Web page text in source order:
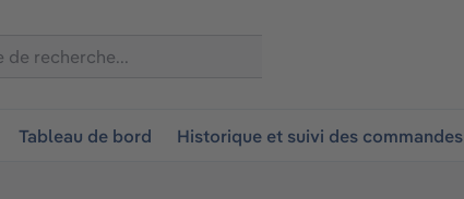
Tableau de bord Historique et suivi des commandes